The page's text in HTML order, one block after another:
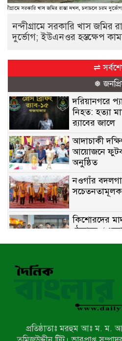
নন্দীগ্রামে সরকারি খাস জমির
দুর্ভোগ; ইউএনওর হস্তক্ষেপ
⇌
❅
দরিয়ানগরে
নিহত: হত্যা
র‌্যাবের জালে
আদাচাকী
আয়োজনে
অনুষ্ঠিত
নওগাঁর
সচেতনতামূলক
কিশোরদের
ঠেকাতে,
ফুটবল বিতরণ
নন্দীগ্রামে
চলাচলে চরম
নাটোরের
প্রতিষ্ঠাতাঃ মরহুম আঃ ম. ম.